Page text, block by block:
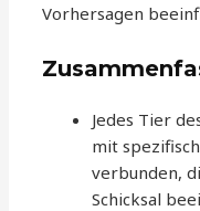
Vorhersagen
Jedes Tier
mit
verbunden,
Schicksal